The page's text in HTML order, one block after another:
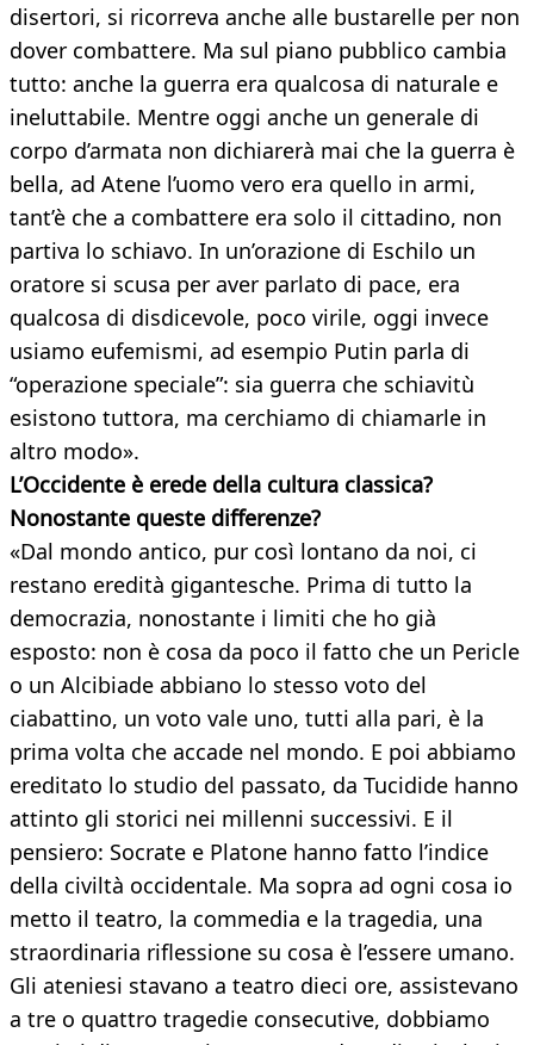
disertori, si ricorreva anche alle bustarelle per non
dover combattere. Ma sul piano pubblico cambia
tutto: anche la guerra era qualcosa di naturale e
ineluttabile. Mentre oggi anche un generale di
corpo d’armata non dichiarerà mai che la guerra è
bella, ad Atene l’uomo vero era quello in armi,
tant’è che a combattere era solo il cittadino, non
partiva lo schiavo. In un’orazione di Eschilo un
oratore si scusa per aver parlato di pace, era
qualcosa di disdicevole, poco virile, oggi invece
usiamo eufemismi, ad esempio Putin parla di
“operazione speciale”: sia guerra che schiavitù
esistono tuttora, ma cerchiamo di chiamarle in
altro modo».
L’Occidente è erede della cultura classica?
Nonostante queste differenze?
«Dal mondo antico, pur così lontano da noi, ci
restano eredità gigantesche. Prima di tutto la
democrazia, nonostante i limiti che ho già
esposto: non è cosa da poco il fatto che un Pericle
o un Alcibiade abbiano lo stesso voto del
ciabattino, un voto vale uno, tutti alla pari, è la
prima volta che accade nel mondo. E poi abbiamo
ereditato lo studio del passato, da Tucidide hanno
attinto gli storici nei millenni successivi. E il
pensiero: Socrate e Platone hanno fatto l’indice
della civiltà occidentale. Ma sopra ad ogni cosa io
metto il teatro, la commedia e la tragedia, una
straordinaria riflessione su cosa è l’essere umano.
Gli ateniesi stavano a teatro dieci ore, assistevano
a tre o quattro tragedie consecutive, dobbiamo